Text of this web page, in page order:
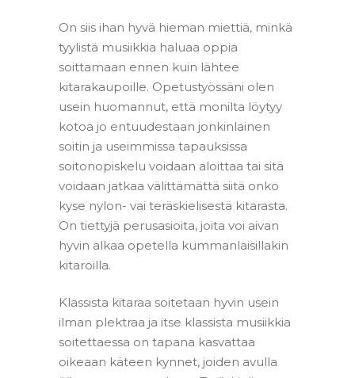
On siis ihan hyvä hieman miettiä, minkä
tyylistä musiikkia haluaa oppia
soittamaan ennen kuin lähtee
kitarakaupoille. Opetustyössäni olen
usein huomannut, että monilta löytyy
kotoa jo entuudestaan jonkinlainen
soitin ja useimmissa tapauksissa
soitonopiskelu voidaan aloittaa tai sitä
voidaan jatkaa välittämättä siitä onko
kyse nylon- vai teräskielisestä kitarasta.
On tiettyjä perusasioita, joita voi aivan
hyvin alkaa opetella kummanlaisillakin
kitaroilla.
Klassista kitaraa soitetaan hyvin usein
ilman plektraa ja itse klassista musiikkia
soitettaessa on tapana kasvattaa
oikeaan käteen kynnet, joiden avulla